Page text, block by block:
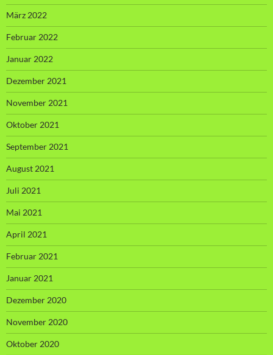
März 2022
Februar 2022
Januar 2022
Dezember 2021
November 2021
Oktober 2021
September 2021
August 2021
Juli 2021
Mai 2021
April 2021
Februar 2021
Januar 2021
Dezember 2020
November 2020
Oktober 2020